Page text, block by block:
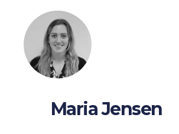
Maria Jensen